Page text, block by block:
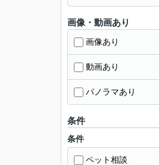
画像・動画あり
画像あり
動画あり
パノラマあり
条件
条件
ペット相談